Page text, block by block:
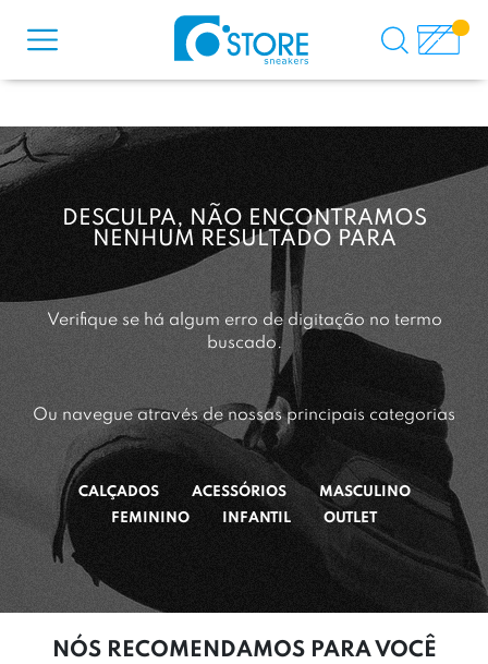
DESCULPA, NÃO ENCONTRAMOS
NENHUM RESULTADO PARA
Verifique se há algum erro de digitação no termo
buscado.
Ou navegue através de nossas principais categorias
CALÇADOS ACESSÓRIOS
MASCULINO
FEMININO
INFANTIL OUTLET
NÓS RECOMENDAMOS PARA VOCÊ